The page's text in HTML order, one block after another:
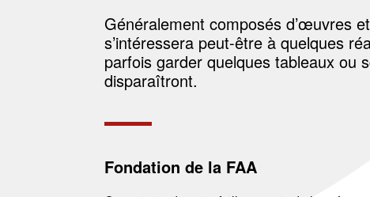
Généralement composés d’œuvres
s’intéressera peut-être à quelques
parfois garder quelques tableaux ou
disparaîtront.
Fondation de la FAA